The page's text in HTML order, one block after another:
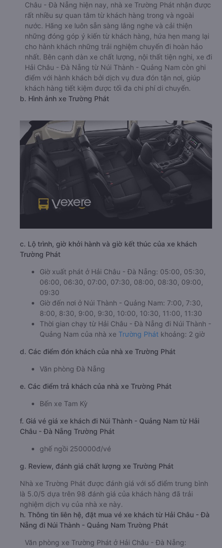
Châu - Đà Nẵng hiện nay, nhà xe Trường Phát nhận được
rất nhiều sự quan tâm từ khách hàng trong và ngoài
nước. Hãng xe luôn sẵn sàng lắng nghe và cải thiện
những đóng góp ý kiến từ khách hàng, hứa hẹn mang lại
cho hành khách những trải nghiệm chuyến đi hoàn hảo
nhất. Bên cạnh dàn xe chất lượng, nội thất tiện nghi, xe đi
Hải Châu - Đà Nẵng từ Núi Thành - Quảng Nam còn ghi
điểm với hành khách bởi dịch vụ đưa đón tận nơi, giúp
khách hàng tiết kiệm được tối đa chi phí di chuyển.
b. Hình ảnh xe Trường Phát
c. Lộ trình, giờ khởi hành và giờ kết thúc của xe khách
Trường Phát
Giờ xuất phát ở Hải Châu - Đà Nẵng: 05:00, 05:30,
06:00, 06:30, 07:00, 07:30, 08:00, 08:30, 09:00,
09:30
Giờ đến nơi ở Núi Thành - Quảng Nam: 7:00, 7:30,
8:00, 8:30, 9:00, 9:30, 10:00, 10:30, 11:00, 11:30
Thời gian chạy từ Hải Châu - Đà Nẵng đi Núi Thành -
Quảng Nam của nhà xe Trường Phát khoảng: 2 giờ
d. Các điểm đón khách của nhà xe Trường Phát
Văn phòng Đà Nẵng
e. Các điểm trả khách của nhà xe Trường Phát
Bến xe Tam Kỳ
f. Giá vé giá xe khách đi Núi Thành - Quảng Nam từ Hải
Châu - Đà Nẵng Trường Phát
ghế ngồi 250000đ/vé
g. Review, đánh giá chất lượng xe Trường Phát
Nhà xe Trường Phát được đánh giá với số điểm trung bình
là 5.0/5 dựa trên 98 đánh giá của khách hàng đã trải
nghiệm dịch vụ của nhà xe này.
h. Thông tin liên hệ, đặt mua vé xe khách từ Hải Châu - Đà
Nẵng đi Núi Thành - Quảng Nam Trường Phát
Văn phòng xe Trường Phát ở Hải Châu - Đà Nẵng: